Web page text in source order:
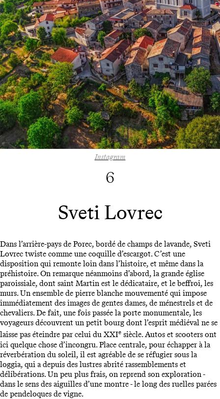
Instagram
6
Sveti Lovrec
Dans l’arrière-pays de Porec, bordé de champs de lavande, Sveti
Lovrec twiste comme une coquille d’escargot. C’est une
disposition qui remonte loin dans l’histoire, et même dans la
préhistoire. On remarque néanmoins d’abord, la grande église
paroissiale, dont saint Martin est le dédicataire, et le beffroi, les
murs. Un ensemble de pierre blanche mouvementé qui impose
immédiatement des images de gentes dames, de ménestrels et de
chevaliers. De fait, une fois passée la porte monumentale, les
voyageurs découvrent un petit bourg dont l’esprit médiéval ne se
laisse pas éteindre par celui du XXIe siècle. Autos et scooters ont
ici quelque chose d’incongru. Place centrale, pour échapper à la
réverbération du soleil, il est agréable de se réfugier sous la
loggia, qui a depuis des lustres abrité rassemblements et
délibérations. Un peu plus frais, on reprend son exploration -
dans le sens des aiguilles d’une montre - le long des ruelles parées
de pendeloques de vigne.